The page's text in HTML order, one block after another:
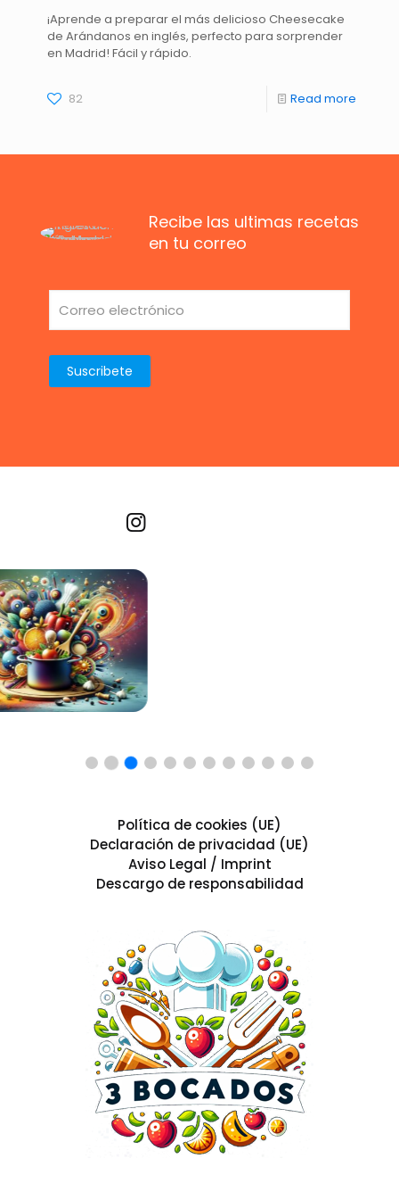
¡Aprende a preparar el más delicioso Cheesecake
de Arándanos en inglés, perfecto para sorprender
en Madrid! Fácil y rápido.
82 Read more
Recibe las ultimas recetas
en tu correo
Política de cookies (UE)
Declaración de privacidad (UE)
Aviso Legal / Imprint
Descargo de responsabilidad